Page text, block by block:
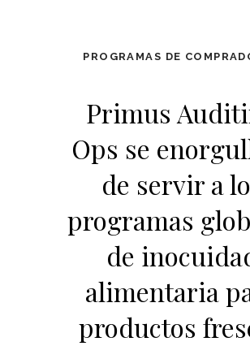
PROGRAMAS DE
Primus
Ops se
de servir a
programas
de
alimentaria
productos